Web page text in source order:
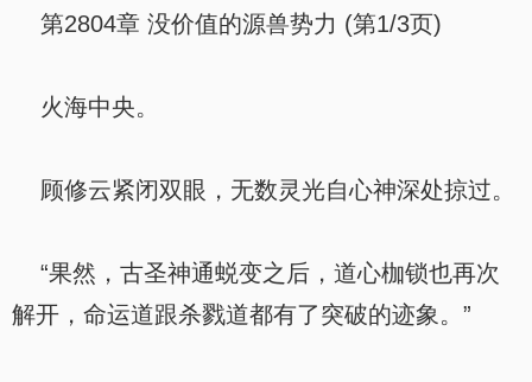
第2804章 没价值的源兽势力 (第1/3页)
火海中央。
顾修云紧闭双眼，无数灵光自心神深处掠过。
“果然，古圣神通蜕变之后，道心枷锁也再次
解开，命运道跟杀戮道都有了突破的迹象。”